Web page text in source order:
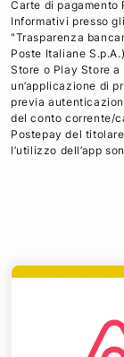
Carte di pagamento
Informativi presso
"Trasparenza
Poste Italiane
Store o Play Store
un’applicazione di
previa
del conto corrente/
Postepay del
l’utilizzo dell’app